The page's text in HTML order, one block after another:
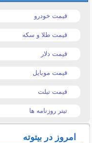
قیمت خودرو
قیمت طلا و سکه
قیمت دلار
قیمت موبایل
قیمت تبلت
تیتر روزنامه ها
امروز در بیتوته